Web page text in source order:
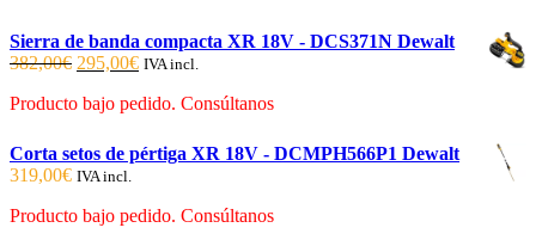
Sierra de banda compacta XR 18V - DCS371N Dewalt
382,00€ El
original
382,00€.
295,00€El
actual
295,00€.
IVA incl.
Producto bajo pedido. Consúltanos
Corta setos de pértiga XR 18V - DCMPH566P1 Dewalt
319,00€ IVA incl.
Producto bajo pedido. Consúltanos